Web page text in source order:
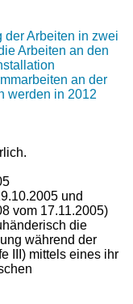
der Arbeiten in zwei
Arbeiten an den
an der
werden in 2012
und
vom 17.11.2005)
die
während der
III) mittels eines ihr